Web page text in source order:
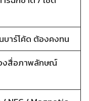
บาร์โค้ด ต้องคงทน
งสื่อภาพลักษณ์